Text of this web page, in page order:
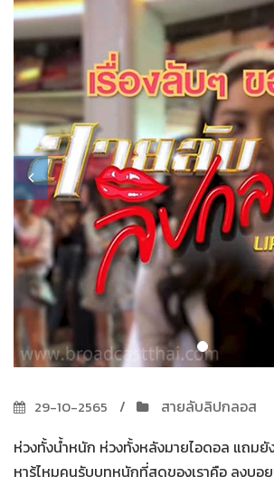
29-10-2565
สายลับลิปกลอส
ห่วงทั้งน้ำหนัก ห่วงทั้งหลังมายไอดอล แถม
หารู้ไหมคนรับบทหนักที่สุดของเราคือ ลุงบอย